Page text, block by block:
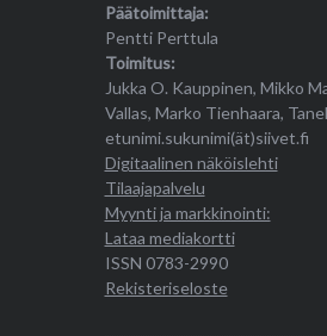
Päätoimittaja:
Pentti Perttula
Toimitus:
Jukka O. Kauppinen, Mikko
Vallas, Marko Tienhaara,
etunimi.sukunimi(ät)siivet.fi
Digitaalinen näköislehti
Tilaajapalvelu
Myynti ja markkinointi:
Lataa mediakortti
ISSN 0783-2990
Rekisteriseloste